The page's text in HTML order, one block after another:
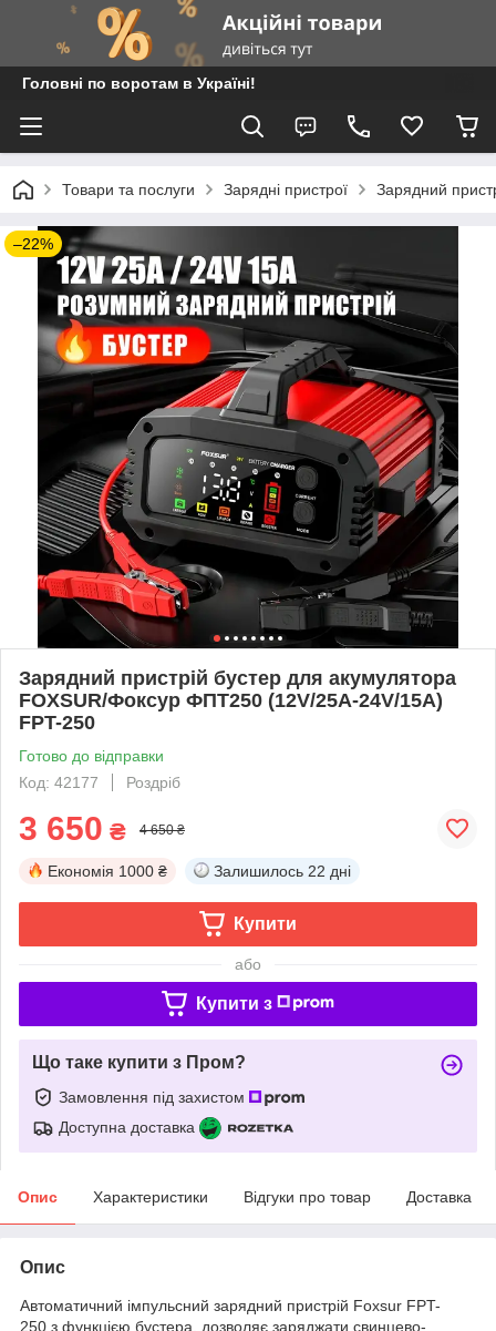
Головні по воротам в Україні!
Товари та послуги Зарядні пристрої Зарядний
–22%
Зарядний пристрій бустер для акумулятора
FOXSUR/Фоксур ФПТ250 (12V/25A-24V/15A)
FPT-250
Готово до відправки
Код: 42177
Роздріб
3 650 ₴ 4 650 ₴
Економія 1000 ₴ Залишилось 22 дні
Купити
або
Купити з
Що таке купити з Пром?
Замовлення під захистом
Доступна доставка
Опис Характеристики Відгуки про товар Доставка
Опис
Автоматичний імпульсний зарядний пристрій Foxsur FPT-
250 з функцією бустера, дозволяє заряджати свинцево-